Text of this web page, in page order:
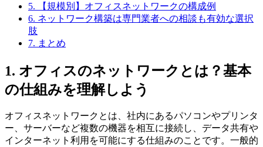
5. 【規模別】オフィスネットワークの構成例
6. ネットワーク構築は専門業者への相談も有効な選択
肢
7. まとめ
1. オフィスのネットワークとは？基本
の仕組みを理解しよう
オフィスネットワークとは、社内にあるパソコンやプリンタ
ー、サーバーなど複数の機器を相互に接続し、データ共有や
インターネット利用を可能にする仕組みのことです。一般的